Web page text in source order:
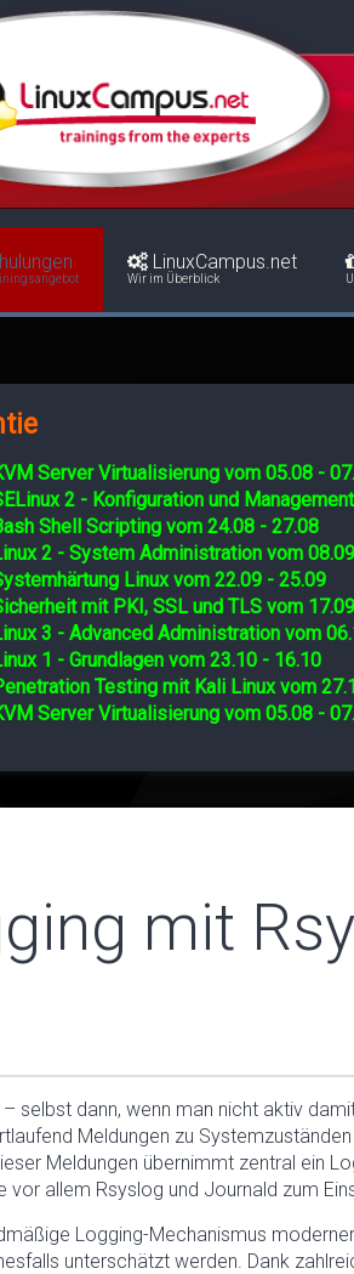
LinuxCampus.net
Wir im Überblick
Server Virtualisierung vom 05.08 -
2 - Konfiguration und
Shell Scripting vom 24.08 - 27.08
2 - System Administration vom
Linux vom 22.09 - 25.09
mit PKI, SSL und TLS vom
3 - Advanced Administration vom
1 - Grundlagen vom 23.10 - 16.10
Testing mit Kali Linux vom
Server Virtualisierung vom 05.08 -
mit
selbst dann, wenn man nicht aktiv
Meldungen zu
Meldungen übernimmt zentral ein
allem Rsyslog und Journald zum
Logging-Mechanismus
unterschätzt werden. Dank